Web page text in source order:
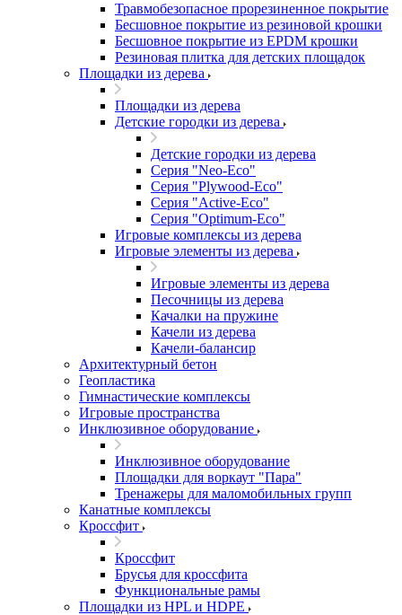
Травмобезопасное прорезиненное покрытие
Бесшовное покрытие из резиновой крошки
Бесшовное покрытие из EPDM крошки
Резиновая плитка для детских площадок
Площадки из дерева
Площадки из дерева
Детские городки из дерева
Детские городки из дерева
Серия "Neo-Eco"
Серия "Plywood-Eco"
Серия "Active-Eco"
Серия "Оptimum-Еco"
Игровые комплексы из дерева
Игровые элементы из дерева
Игровые элементы из дерева
Песочницы из дерева
Качалки на пружине
Качели из дерева
Качели-балансир
Архитектурный бетон
Геопластика
Гимнастические комплексы
Игровые пространства
Инклюзивное оборудование
Инклюзивное оборудование
Площадки для воркаут "Пара"
Тренажеры для маломобильных групп
Канатные комплексы
Кроссфит
Кроссфит
Брусья для кроссфита
Функциональные рамы
Площадки из HPL и HDPE